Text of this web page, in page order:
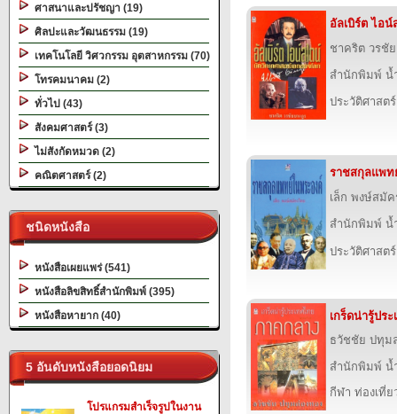
ศาสนาและปรัชญา (19)
ศิลปะและวัฒนธรรม (19)
เทคโนโลยี วิศวกรรม อุตสาหกรรม (70)
โทรคมนาคม (2)
ทั่วไป (43)
สังคมศาสตร์ (3)
ไม่สังกัดหมวด (2)
คณิตศาสตร์ (2)
ชนิดหนังสือ
หนังสือเผยแพร่ (541)
หนังสือลิขสิทธิ์สำนักพิมพ์ (395)
หนังสือหายาก (40)
5 อันดับหนังสือยอดนิยม
โปรแกรมสำเร็จรูปในงาน
อัลเบิร์ต ไอน์
ชาคริต วรชั
สำนักพิมพ์ น้
ประวัติศาสต
ราชสกุลแพท
เล็ก พงษ์สมั
สำนักพิมพ์ น้
ประวัติศาสต
เกร็ดน่ารู้ปร
ธวัชชัย ปทุม
สำนักพิมพ์ น้
กีฬา ท่องเที่